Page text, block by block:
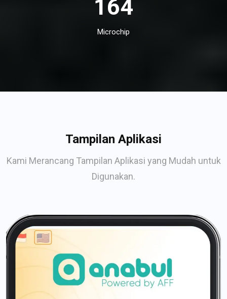
164
Microchip
Tampilan Aplikasi
Kami Merancang Tampilan Aplikasi yang Mudah untuk
Digunakan.